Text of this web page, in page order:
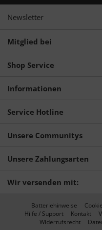
Newsletter
Mitglied bei
Shop Service
Informationen
Service Hotline
Unsere Communitys
Unsere Zahlungsarten
Wir versenden mit:
Batteriehinweise
Hilfe / Support
Kontakt
Widerrufsrecht